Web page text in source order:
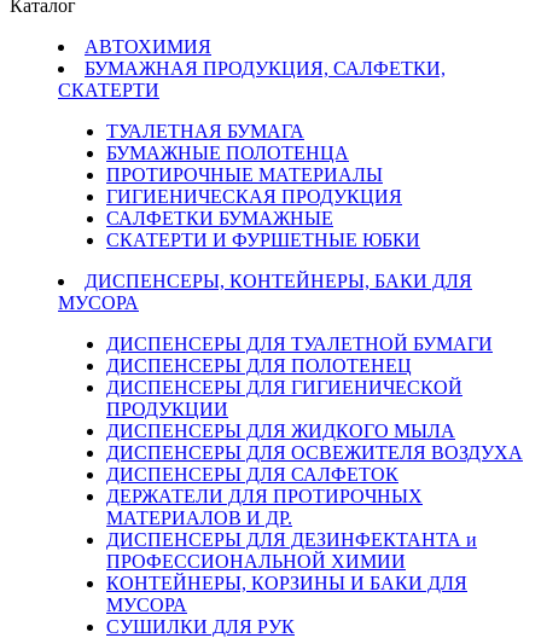
Каталог
АВТОХИМИЯ
БУМАЖНАЯ ПРОДУКЦИЯ, САЛФЕТКИ,
СКАТЕРТИ
ТУАЛЕТНАЯ БУМАГА
БУМАЖНЫЕ ПОЛОТЕНЦА
ПРОТИРОЧНЫЕ МАТЕРИАЛЫ
ГИГИЕНИЧЕСКАЯ ПРОДУКЦИЯ
САЛФЕТКИ БУМАЖНЫЕ
СКАТЕРТИ И ФУРШЕТНЫЕ ЮБКИ
ДИСПЕНСЕРЫ, КОНТЕЙНЕРЫ, БАКИ ДЛЯ
МУСОРА
ДИСПЕНСЕРЫ ДЛЯ ТУАЛЕТНОЙ БУМАГИ
ДИСПЕНСЕРЫ ДЛЯ ПОЛОТЕНЕЦ
ДИСПЕНСЕРЫ ДЛЯ ГИГИЕНИЧЕСКОЙ
ПРОДУКЦИИ
ДИСПЕНСЕРЫ ДЛЯ ЖИДКОГО МЫЛА
ДИСПЕНСЕРЫ ДЛЯ ОСВЕЖИТЕЛЯ ВОЗДУХА
ДИСПЕНСЕРЫ ДЛЯ САЛФЕТОК
ДЕРЖАТЕЛИ ДЛЯ ПРОТИРОЧНЫХ
МАТЕРИАЛОВ И ДР.
ДИСПЕНСЕРЫ ДЛЯ ДЕЗИНФЕКТАНТА и
ПРОФЕССИОНАЛЬНОЙ ХИМИИ
КОНТЕЙНЕРЫ, КОРЗИНЫ И БАКИ ДЛЯ
МУСОРА
СУШИЛКИ ДЛЯ РУК